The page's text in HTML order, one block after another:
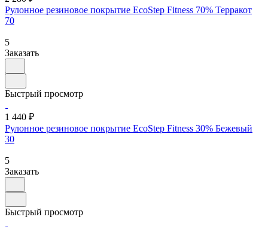
Рулонное резиновое покрытие EcoStep Fitness 70% Терракот
70
5
Заказать
Быстрый просмотр
1 440 ₽
Рулонное резиновое покрытие EcoStep Fitness 30% Бежевый
30
5
Заказать
Быстрый просмотр